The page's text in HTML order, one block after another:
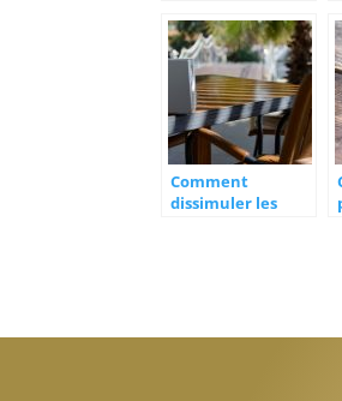
Comment
dissimuler les